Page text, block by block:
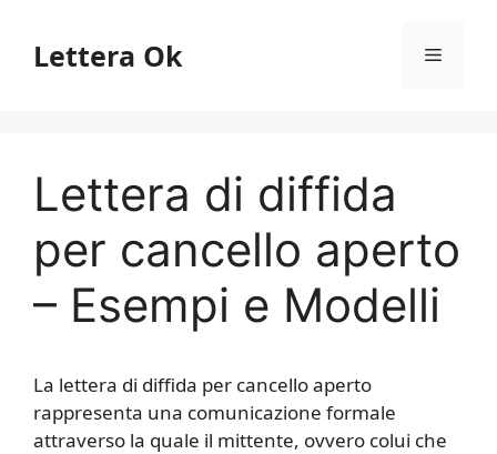
contenuto
Lettera Ok Menu
Lettera di diffida
per cancello aperto
– Esempi e Modelli
La lettera di diffida per cancello aperto
rappresenta una comunicazione formale
attraverso la quale il mittente, ovvero colui che